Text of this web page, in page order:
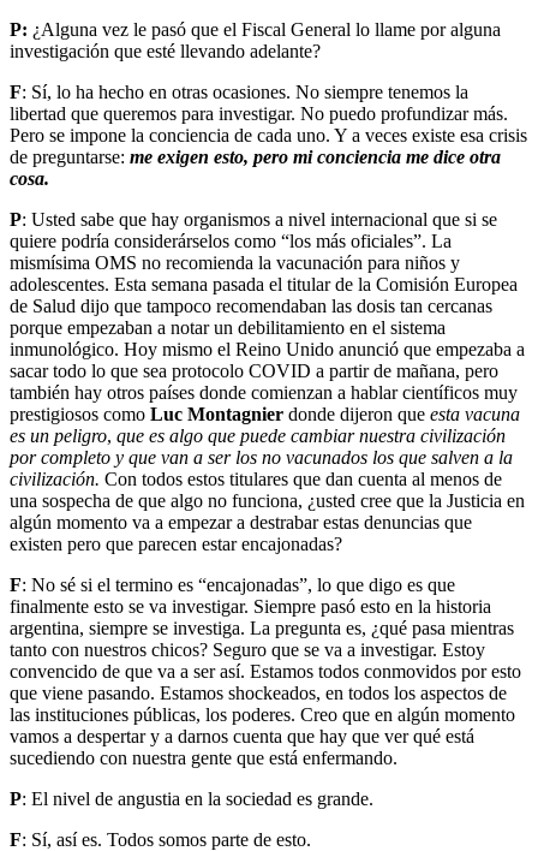
P: ¿Alguna vez le pasó que el Fiscal General lo llame por alguna
investigación que esté llevando adelante?
F: Sí, lo ha hecho en otras ocasiones. No siempre tenemos la
libertad que queremos para investigar. No puedo profundizar más.
Pero se impone la conciencia de cada uno. Y a veces existe esa crisis
de preguntarse: me exigen esto, pero mi conciencia me dice otra
cosa.
P: Usted sabe que hay organismos a nivel internacional que si se
quiere podría considerárselos como “los más oficiales”. La
mismísima OMS no recomienda la vacunación para niños y
adolescentes. Esta semana pasada el titular de la Comisión Europea
de Salud dijo que tampoco recomendaban las dosis tan cercanas
porque empezaban a notar un debilitamiento en el sistema
inmunológico. Hoy mismo el Reino Unido anunció que empezaba a
sacar todo lo que sea protocolo COVID a partir de mañana, pero
también hay otros países donde comienzan a hablar científicos muy
prestigiosos como Luc Montagnier donde dijeron que esta vacuna
es un peligro, que es algo que puede cambiar nuestra civilización
por completo y que van a ser los no vacunados los que salven a la
civilización. Con todos estos titulares que dan cuenta al menos de
una sospecha de que algo no funciona, ¿usted cree que la Justicia en
algún momento va a empezar a destrabar estas denuncias que
existen pero que parecen estar encajonadas?
F: No sé si el termino es “encajonadas”, lo que digo es que
finalmente esto se va investigar. Siempre pasó esto en la historia
argentina, siempre se investiga. La pregunta es, ¿qué pasa mientras
tanto con nuestros chicos? Seguro que se va a investigar. Estoy
convencido de que va a ser así. Estamos todos conmovidos por esto
que viene pasando. Estamos shockeados, en todos los aspectos de
las instituciones públicas, los poderes. Creo que en algún momento
vamos a despertar y a darnos cuenta que hay que ver qué está
sucediendo con nuestra gente que está enfermando.
P: El nivel de angustia en la sociedad es grande.
F: Sí, así es. Todos somos parte de esto.